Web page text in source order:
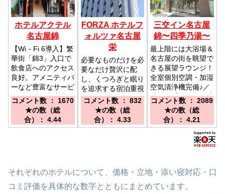
ホテルアクテル
名古屋錦
【Wi－Fi 6導入】繁
華街「錦3」入口で
飲食店へのアクセス
良好。アメニティバ
ーなど豊富なサービ
ス有／地下鉄東山線
「栄駅」1番出口か
ら徒歩1分。IGアリ
ーナへは栄駅から名
コメント数 ： 1670
★の数（総
合）： 4.44
FORZA ホテルフ
ォルツァ名古屋
栄
必要なものだけを必
要なだけ贅沢に配
し、くつろぎと眠り
を追求する宿泊重視
型の「スマートホテ
ル」／地下鉄名城
線 矢場町駅5番・
6番出口より徒歩約
コメント数 ： 832
★の数（総
合）： 4.33
三交イン名古屋
錦〜四季乃湯〜
最上階には大浴場＆
名古屋の街を眺望で
きる展望ラウンジ！
全室個別空調・加湿
空気清浄機完備♪／
地下鉄「栄」駅 1番
出口、または、「久
屋大通」駅 4番出口
より、徒歩にて3分
コメント数 ： 2089
★の数（総
合）： 4.21
それぞれのホテルについて、価格・立地・添い寝対応・口
コミ評価を具体的な数字とともにまとめています。